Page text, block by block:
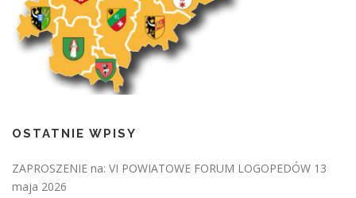
OSTATNIE WPISY
ZAPROSZENIE na: VI POWIATOWE FORUM LOGOPEDÓW 13
maja 2026